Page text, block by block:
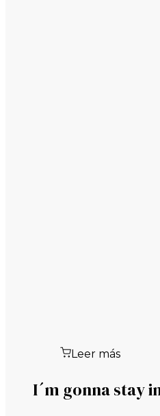
Leer más
I´m gonna stay